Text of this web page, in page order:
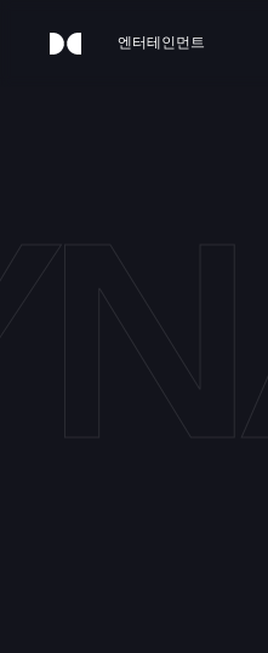
엔터테인먼트